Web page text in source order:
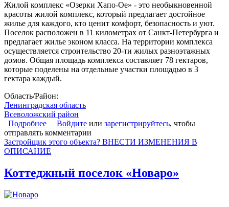
Жилой комплекс «Озерки Хапо-Ое» - это необыкновенной
красоты жилой комплекс, который предлагает достойное
жилье для каждого, кто ценит комфорт, безопасность и уют.
Поселок расположен в 11 километрах от Санкт-Петербурга и
предлагает жилье эконом класса. На территории комплекса
осуществляется строительство 20-ти жилых разноэтажных
домов. Общая площадь комплекса составляет 78 гектаров,
которые поделены на отдельные участки площадью в 3
гектара каждый.
Область/Район:
Ленинградская область
Всеволожский район
Подробнее о Жилой комплекс «Озерки Хапо-Ое»
Войдите или зарегистрируйтесь, чтобы
отправлять комментарии
Застройщик этого объекта? ВНЕСТИ ИЗМЕНЕНИЯ В
ОПИСАНИЕ
Коттеджный поселок «Новаро»